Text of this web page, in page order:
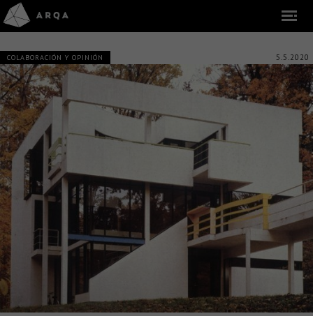
COLABORACIÓN Y OPINIÓN 5.5.2020